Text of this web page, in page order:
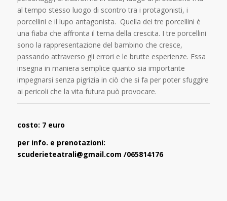
al tempo stesso luogo di scontro tra i protagonisti, i
porcellini e il lupo antagonista. Quella dei tre porcellini è
una fiaba che affronta il tema della crescita. I tre porcellini
sono la rappresentazione del bambino che cresce,
passando attraverso gli errori e le brutte esperienze. Essa
insegna in maniera semplice quanto sia importante
impegnarsi senza pigrizia in ciò che si fa per poter sfuggire
ai pericoli che la vita futura può provocare.
costo: 7 euro
per info. e prenotazioni:
scuderieteatrali@gmail.com /065814176